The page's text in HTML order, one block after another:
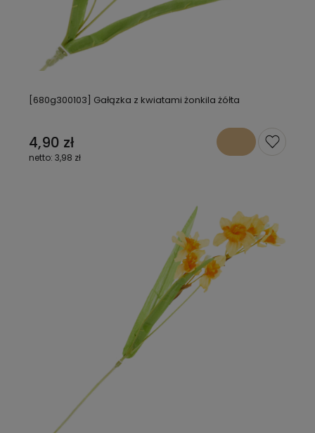
[680g300103] Gałązka z kwiatami żonkila żółta
4,90 zł
3,98 zł